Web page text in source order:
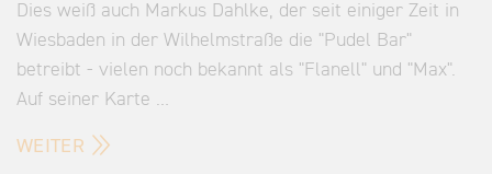
Dies weiß auch Markus Dahlke, der seit einiger Zeit in
Wiesbaden in der Wilhelmstraße die "Pudel Bar"
betreibt - vielen noch bekannt als "Flanell" und "Max".
Auf seiner Karte …
WEITER